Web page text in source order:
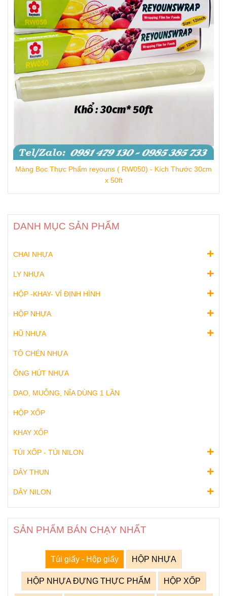
Màng Bọc Thực Phẩm reyouns ( RW050) - Kích Thước 30cm
x 50ft
DANH MỤC SẢN PHẨM
CHAI NHỰA
LY NHỰA
HỘP -KHAY- VỈ ĐỊNH HÌNH
HỘP NHỰA
HŨ NHỰA
TÔ CHÉN NHỰA
ỐNG HÚT NHỰA
DAO, MUỖNG, NĨA DÙNG 1 LẦN
HỘP XỐP
KHAY XỐP
TÚI XỐP - TÚI NILON
DÂY THUN
DÂY NILON
SẢN PHẨM BÁN CHẠY NHẤT
Túi giấy - Hộp giấy HỘP NHỰA
HỘP NHỰA ĐỰNG THỰC PHẨM HỘP XỐP